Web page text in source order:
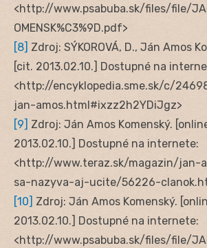
<http://www.psabuba.sk/files/file/
OMENSK%C3%9D.pdf>
[8] Zdroj: SÝKOROVÁ, D., Ján Amos
[cit. 2013.02.10.] Dostupné na
<http://encyklopedia.sme.sk/c/
jan-amos.html#ixzz2h2YDiJgz>
[9] Zdroj: Ján Amos Komenský.
2013.02.10.] Dostupné na internete:
<http://www.teraz.sk/magazin/jan-
sa-nazyva-aj-ucite/56226-
[10] Zdroj: Ján Amos Komenský.
2013.02.10.] Dostupné na internete:
<http://www.psabuba.sk/files/file/